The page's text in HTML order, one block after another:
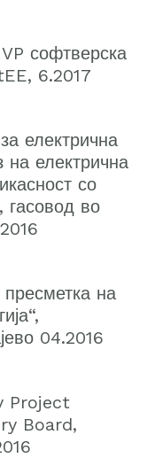
софтверска
6.2017
електрична
на електрична
со
гасовод во
на
04.2016
Project
Board,